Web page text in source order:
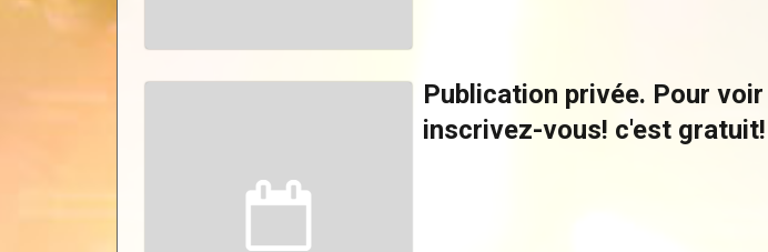
Publication privée. Pour
inscrivez-vous! c'est gratuit!